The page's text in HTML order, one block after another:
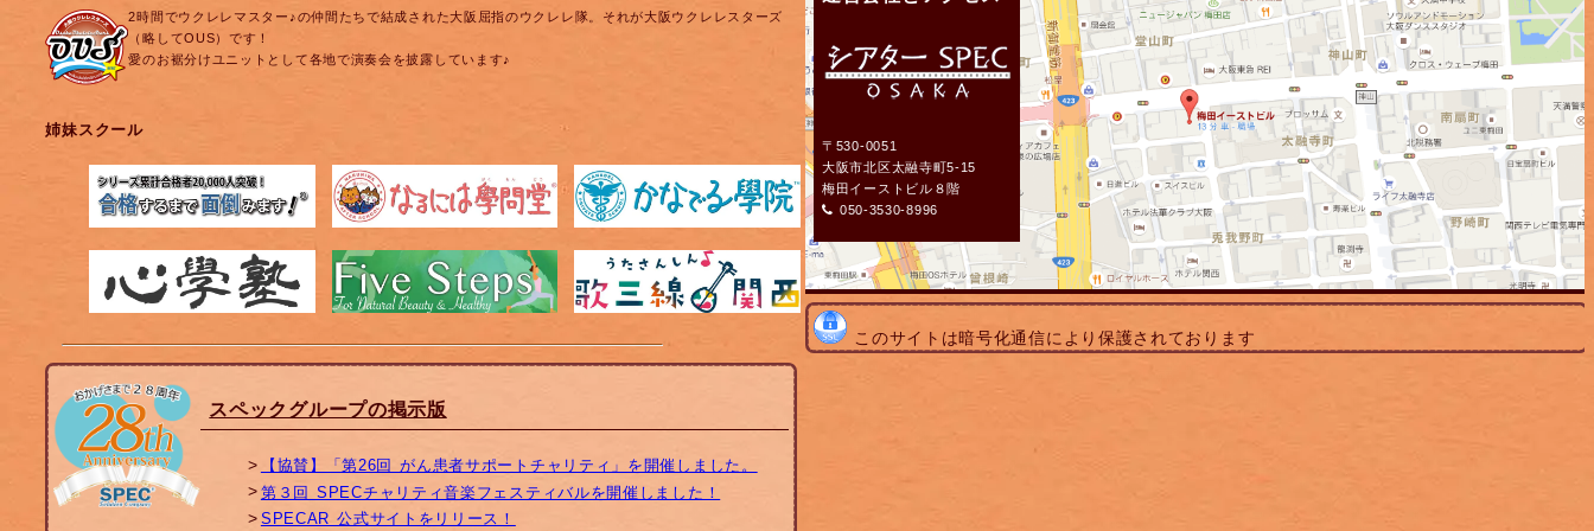
2時間でウクレレマスター♪の仲間たちで結成された大阪屈指のウクレレ隊。それが大阪ウクレレスターズ
（略してOUS）です！
愛のお裾分けユニットとして各地で演奏会を披露しています♪
姉妹スクール
スペックグループの掲示版
【協賛】「第26回 がん患者サポートチャリティ」を開催しました。
第３回 SPECチャリティ音楽フェスティバルを開催しました！
SPECAR 公式サイトをリリース！
〒530-0051
大阪市北区太融寺町5-15
梅田イーストビル８階
050-3530-8996
このサイトは暗号化通信により保護されております